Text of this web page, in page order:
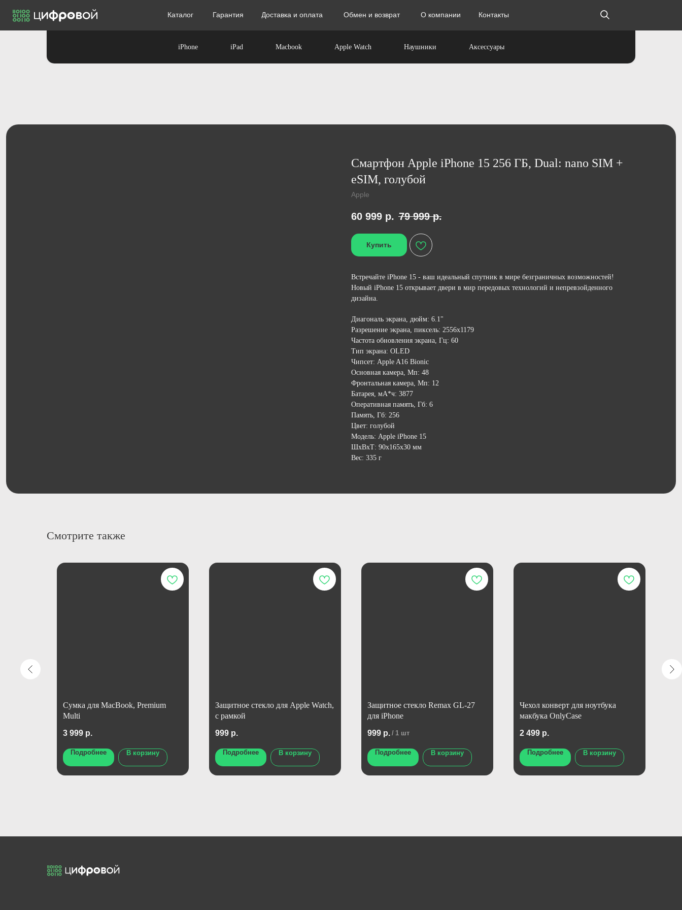
Каталог Гарантия Доставка и оплата Обмен и возврат О компании Контакты
Каталог Гарантия Доставка и оплата Обмен и возврат О компании Контакты
iPhone iPad Macbook Apple Watch Наушники Аксессуары
Смартфон Apple iPhone 15 256 ГБ, Dual: nano SIM +
eSIM, голубой
Apple
60 999 р. 79 999 р.
Купить
Встречайте iPhone 15 - ваш идеальный спутник в мире безграничных возможностей!
Новый iPhone 15 открывает двери в мир передовых технологий и непревзойденного
дизайна.
Диагональ экрана, дюйм: 6.1"
Разрешение экрана, пиксель: 2556x1179
Частота обновления экрана, Гц: 60
Тип экрана: OLED
Чипсет: Apple A16 Bionic
Основная камера, Мп: 48
Фронтальная камера, Мп: 12
Батарея, мА*ч: 3877
Оперативная память, Гб: 6
Память, Гб: 256
Цвет: голубой
Модель: Apple iPhone 15
ШxВxТ: 90x165x30 мм
Вес: 335 г
Смотрите также
Сумка для MacBook, Premium
Multi
3 999 р.
Подробнее В корзину
Защитное стекло для Apple Watch,
с рамкой
999 р.
Подробнее В корзину
Защитное стекло Remax GL-27
для iPhone
999 р. / 1 шт
Подробнее В корзину
Чехол конверт для ноутбука
макбука OnlyCase
2 499 р.
Подробнее В корзину